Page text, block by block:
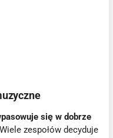
się w dobrze
Wiele zespołów decyduje